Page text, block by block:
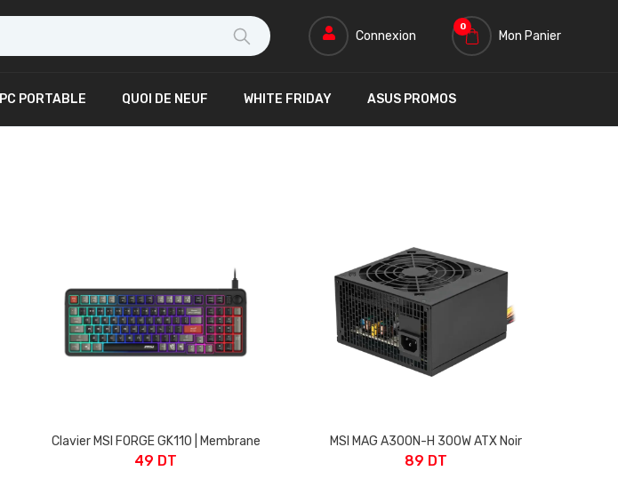
Connexion
0
Mon Panier
PC PORTABLE QUOI DE NEUF WHITE FRIDAY ASUS PROMOS
Clavier MSI FORGE GK110 | Membrane
49 DT
MSI MAG A300N-H 300W ATX Noir
89 DT